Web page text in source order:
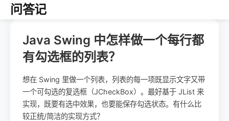
问答记
Java Swing 中怎样做一个每行都
有勾选框的列表？
想在 Swing 里做一个列表，列表的每一项既显示文字又带
一个可勾选的复选框（JCheckBox）。最好基于 JList 来
实现，既要有选中效果，也要能保存勾选状态。有什么比
较正统/简洁的实现方式？